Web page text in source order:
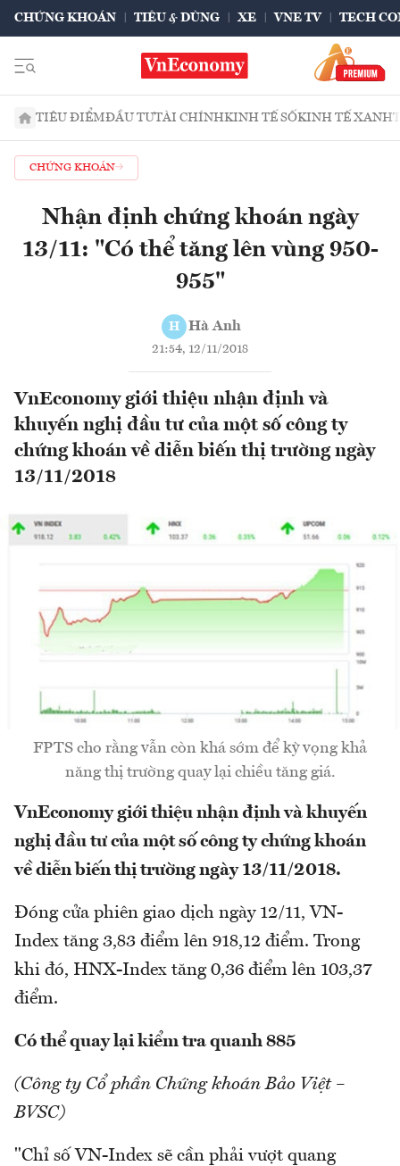
CHỨNG KHOÁN TIÊU & DÙNG XE VNE TV TECH
TIÊU ĐIỂMĐẦU TƯTÀI CHÍNHKINH TẾ SỐKINH TẾ XANH
CHỨNG KHOÁN
Nhận định chứng khoán ngày
13/11: "Có thể tăng lên vùng 950-
955"
H Hà Anh
21:54, 12/11/2018
VnEconomy giới thiệu nhận định và
khuyến nghị đầu tư của một số công ty
chứng khoán về diễn biến thị trường ngày
13/11/2018
FPTS cho rằng vẫn còn khá sớm để kỳ vọng khả
năng thị trường quay lại chiều tăng giá.
VnEconomy giới thiệu nhận định và khuyến
nghị đầu tư của một số công ty chứng khoán
về diễn biến thị trường ngày 13/11/2018.
Đóng cửa phiên giao dịch ngày 12/11, VN-
Index tăng 3,83 điểm lên 918,12 điểm. Trong
khi đó, HNX-Index tăng 0,36 điểm lên 103,37
điểm.
Có thể quay lại kiểm tra quanh 885
(Công ty Cổ phần Chứng khoán Bảo Việt –
BVSC)
"Chỉ số VN-Index sẽ cần phải vượt quang